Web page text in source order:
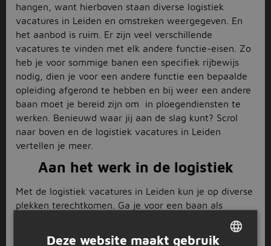
hangen, want hierboven staan diverse logistiek
vacatures in Leiden en omstreken weergegeven. En
het aanbod is ruim. Er zijn veel verschillende
vacatures te vinden met elk andere functie-eisen. Zo
heb je voor sommige banen een specifiek rijbewijs
nodig, dien je voor een andere functie een bepaalde
opleiding afgerond te hebben en bij weer een andere
baan moet je bereid zijn om in ploegendiensten te
werken. Benieuwd waar jij aan de slag kunt? Scrol
naar boven en de logistiek vacatures in Leiden
vertellen je meer.
Aan het werk in de logistiek
Met de logistiek vacatures in Leiden kun je op diverse
plekken terechtkomen. Ga je voor een baan als
? Dan is het vanzelfsprekend
dat je op veel verschillende locaties komt, maar de
Deze website maakt gebruik